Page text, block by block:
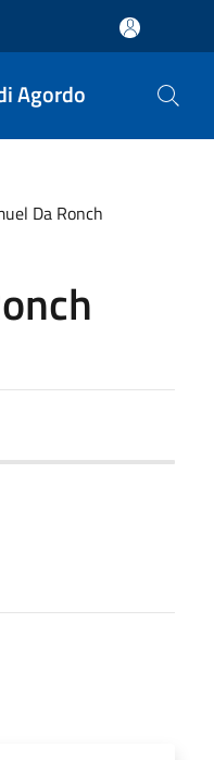
Agordo
Da Ronch